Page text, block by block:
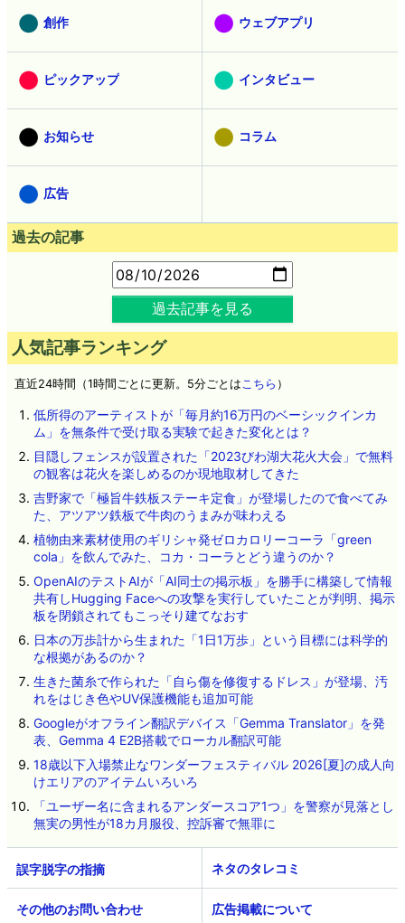
創作 ウェブアプリ
ピックアップ インタビュー
お知らせ コラム
広告
過去の記事
過去記事を見る
人気記事ランキング
直近24時間（1時間ごとに更新。5分ごとは こちら ）
低所得のアーティストが「毎月約16万円のベーシックインカ
ム」を無条件で受け取る実験で起きた変化とは？
目隠しフェンスが設置された「2023びわ湖大花火大会」で無料
の観客は花火を楽しめるのか現地取材してきた
吉野家で「極旨牛鉄板ステーキ定食」が登場したので食べてみ
た、アツアツ鉄板で牛肉のうまみが味わえる
植物由来素材使用のギリシャ発ゼロカロリーコーラ「green
cola」を飲んでみた、コカ・コーラとどう違うのか？
OpenAIのテストAIが「AI同士の掲示板」を勝手に構築して情報
共有しHugging Faceへの攻撃を実行していたことが判明、掲示
板を閉鎖されてもこっそり建てなおす
日本の万歩計から生まれた「1日1万歩」という目標には科学的
な根拠があるのか？
生きた菌糸で作られた「自ら傷を修復するドレス」が登場、汚
れをはじき色やUV保護機能も追加可能
Googleがオフライン翻訳デバイス「Gemma Translator」を発
表、Gemma 4 E2B搭載でローカル翻訳可能
18歳以下入場禁止なワンダーフェスティバル 2026[夏]の成人向
けエリアのアイテムいろいろ
「ユーザー名に含まれるアンダースコア1つ」を警察が見落とし
無実の男性が18カ月服役、控訴審で無罪に
ネタのタレコミ
その他のお問い合わせ 広告掲載について